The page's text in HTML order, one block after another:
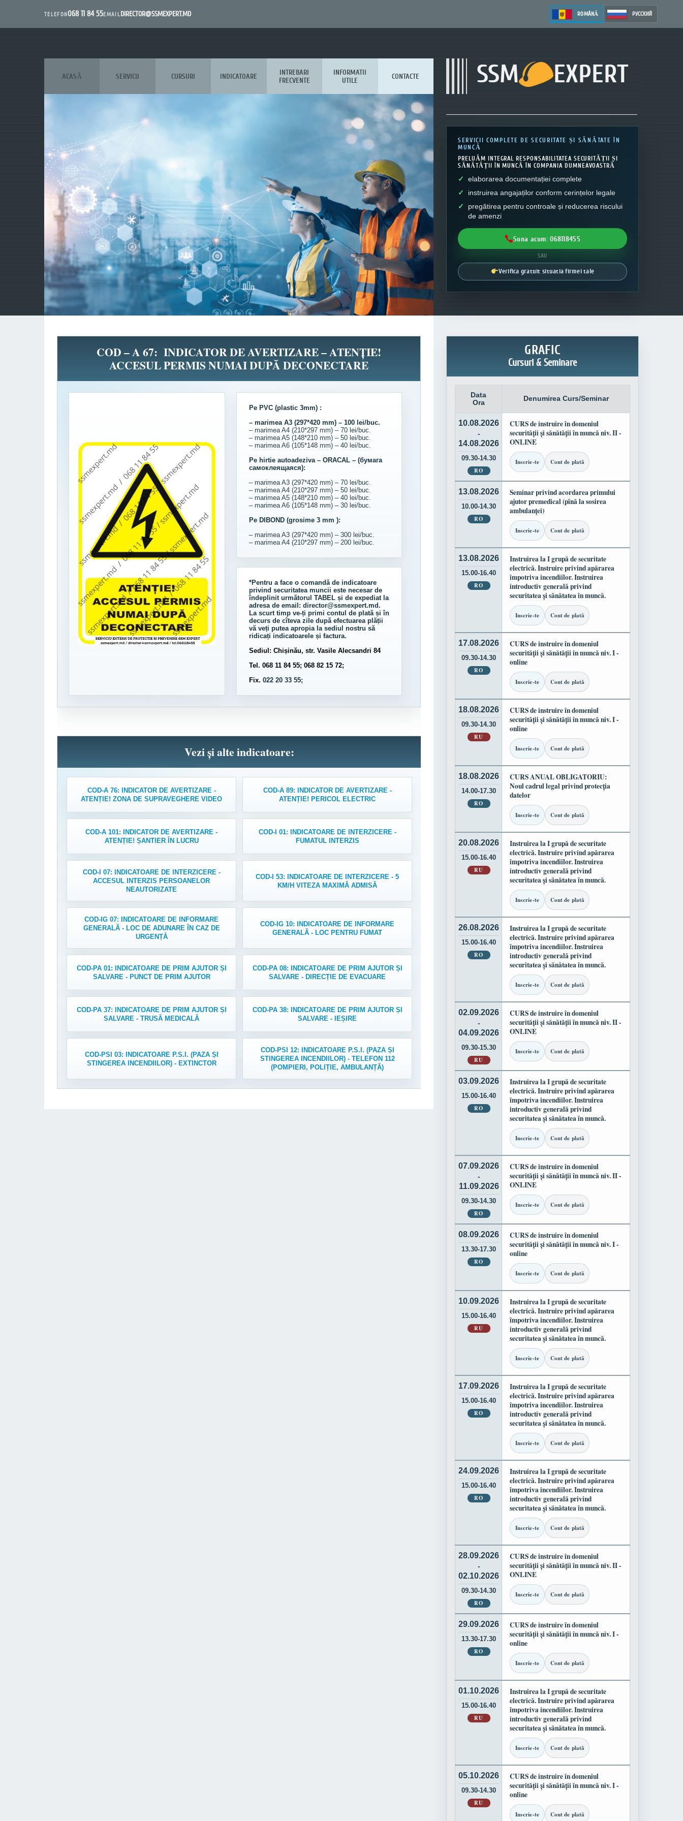
TELEFON068 11 84 55EMAILDIRECTOR@SSMEXPERT.MD ROMÂNĂ РУССКИЙ
SSM EXPERT
ACASĂ SERVICII CURSURI INDICATOARE
INTREBARI
FRECVENTE
INFORMATII
UTILE
CONTACTE
SERVICII COMPLETE DE SECURITATE ȘI SĂNĂTATE ÎN
MUNCĂ
PRELUĂM INTEGRAL RESPONSABILITATEA SECURITĂȚII ȘI
SĂNĂTĂȚII ÎN MUNCĂ ÎN COMPANIA DUMNEAVOASTRĂ
elaborarea documentației complete
instruirea angajaților conform cerințelor legale
pregătirea pentru controale și reducerea riscului
de amenzi
Suna acum: 068118455
SAU
Verifica gratuit situatia firmei tale
COD – A 67: INDICATOR DE AVERTIZARE – ATENȚIE!
ACCESUL PERMIS NUMAI DUPĂ DECONECTARE
Pe PVC (plastic 3mm) :
– marimea A3 (297*420 mm) – 100 lei/buc.
– marimea A4 (210*297 mm) – 70 lei/buc.
– marimea A5 (148*210 mm) – 50 lei/buc.
– marimea A6 (105*148 mm) – 40 lei/buc.
Pe hirtie autoadeziva – ORACAL – (бумага
самоклеящаяся):
– marimea A3 (297*420 mm) – 70 lei/buc.
– marimea A4 (210*297 mm) – 50 lei/buc.
– marimea A5 (148*210 mm) – 40 lei/buc.
– marimea A6 (105*148 mm) – 30 lei/buc.
Pe DIBOND (grosime 3 mm ):
– marimea A3 (297*420 mm) – 300 lei/buc.
– marimea A4 (210*297 mm) – 200 lei/buc.
*Pentru a face o comandă de indicatoare
privind securitatea muncii este necesar de
îndeplinit următorul TABELși de expediat la
adresa de email: director@ssmexpert.md.
La scurt timp ve-ți primi contul de plată și în
decurs de cîteva zile după efectuarea plății
vă veți putea apropia la sediul nostru să
ridicați indicatoarele și factura.
Sediul: Chișinău, str. Vasile Alecsandri 84
Tel. 068 11 84 55; 068 82 15 72;
Fix. 022 20 33 55;
Vezi și alte indicatoare:
COD-A 76: INDICATOR DE AVERTIZARE -
ATENȚIE! ZONA DE SUPRAVEGHERE VIDEO
COD-A 89: INDICATOR DE AVERTIZARE -
ATENȚIE! PERICOL ELECTRIC
COD-A 101: INDICATOR DE AVERTIZARE -
ATENȚIE! ȘANTIER ÎN LUCRU
COD-I 01: INDICATOARE DE INTERZICERE -
FUMATUL INTERZIS
COD-I 07: INDICATOARE DE INTERZICERE -
ACCESUL INTERZIS PERSOANELOR
NEAUTORIZATE
COD-I 53: INDICATOARE DE INTERZICERE - 5
KM/H VITEZA MAXIMĂ ADMISĂ
COD-IG 07: INDICATOARE DE INFORMARE
GENERALĂ - LOC DE ADUNARE ÎN CAZ DE
URGENȚĂ
COD-IG 10: INDICATOARE DE INFORMARE
GENERALĂ - LOC PENTRU FUMAT
COD-PA 01: INDICATOARE DE PRIM AJUTOR ȘI
SALVARE - PUNCT DE PRIM AJUTOR
COD-PA 08: INDICATOARE DE PRIM AJUTOR ȘI
SALVARE - DIRECȚIE DE EVACUARE
COD-PA 37: INDICATOARE DE PRIM AJUTOR ȘI
SALVARE - TRUSĂ MEDICALĂ
COD-PA 38: INDICATOARE DE PRIM AJUTOR ȘI
SALVARE - IEȘIRE
COD-PSI 03: INDICATOARE P.S.I. (PAZA ȘI
STINGEREA INCENDIILOR) - EXTINCTOR
COD-PSI 12: INDICATOARE P.S.I. (PAZA ȘI
STINGEREA INCENDIILOR) - TELEFON 112
(POMPIERI, POLIȚIE, AMBULANȚĂ)
GRAFIC
Cursuri & Seminare
Data
Ora
Denumirea Curs/Seminar
10.08.2026
-
14.08.2026
09.30-14.30
RO
CURS de instruire în domeniul
securității și sănătății în muncă niv. II -
ONLINE
Inscrie-te Cont de plată
13.08.2026
10.00-14.30
RO
Seminar privind acordarea primului
ajutor premedical (pînă la sosirea
ambulanței)
Inscrie-te Cont de plată
13.08.2026
15.00-16.40
RO
Instruirea la I grupă de securitate
electrică. Instruire privind apărarea
împotriva incendiilor. Instruirea
introductiv generală privind
securitatea și sănătatea în muncă.
Inscrie-te Cont de plată
17.08.2026
09.30-14.30
RO
CURS de instruire în domeniul
securității și sănătății în muncă niv. I -
online
Inscrie-te Cont de plată
18.08.2026
09.30-14.30
RU
CURS de instruire în domeniul
securității și sănătății în muncă niv. I -
online
Inscrie-te Cont de plată
18.08.2026
14.00-17.30
RO
CURS ANUAL OBLIGATORIU:
Noul cadrul legal privind protecția
datelor
Inscrie-te Cont de plată
20.08.2026
15.00-16.40
RU
Instruirea la I grupă de securitate
electrică. Instruire privind apărarea
împotriva incendiilor. Instruirea
introductiv generală privind
securitatea și sănătatea în muncă.
Inscrie-te Cont de plată
26.08.2026
15.00-16.40
RO
Instruirea la I grupă de securitate
electrică. Instruire privind apărarea
împotriva incendiilor. Instruirea
introductiv generală privind
securitatea și sănătatea în muncă.
Inscrie-te Cont de plată
02.09.2026
-
04.09.2026
09.30-15.30
RU
CURS de instruire în domeniul
securității și sănătății în muncă niv. II -
ONLINE
Inscrie-te Cont de plată
03.09.2026
15.00-16.40
RO
Instruirea la I grupă de securitate
electrică. Instruire privind apărarea
împotriva incendiilor. Instruirea
introductiv generală privind
securitatea și sănătatea în muncă.
Inscrie-te Cont de plată
07.09.2026
-
11.09.2026
09.30-14.30
RO
CURS de instruire în domeniul
securității și sănătății în muncă niv. II -
ONLINE
Inscrie-te Cont de plată
08.09.2026
13.30-17.30
RO
CURS de instruire în domeniul
securității și sănătății în muncă niv. I -
online
Inscrie-te Cont de plată
10.09.2026
15.00-16.40
RU
Instruirea la I grupă de securitate
electrică. Instruire privind apărarea
împotriva incendiilor. Instruirea
introductiv generală privind
securitatea și sănătatea în muncă.
Inscrie-te Cont de plată
17.09.2026
15.00-16.40
RO
Instruirea la I grupă de securitate
electrică. Instruire privind apărarea
împotriva incendiilor. Instruirea
introductiv generală privind
securitatea și sănătatea în muncă.
Inscrie-te Cont de plată
24.09.2026
15.00-16.40
RO
Instruirea la I grupă de securitate
electrică. Instruire privind apărarea
împotriva incendiilor. Instruirea
introductiv generală privind
securitatea și sănătatea în muncă.
Inscrie-te Cont de plată
28.09.2026
-
02.10.2026
09.30-14.30
RO
CURS de instruire în domeniul
securității și sănătății în muncă niv. II -
ONLINE
Inscrie-te Cont de plată
29.09.2026
13.30-17.30
RO
CURS de instruire în domeniul
securității și sănătății în muncă niv. I -
online
Inscrie-te Cont de plată
01.10.2026
15.00-16.40
RU
Instruirea la I grupă de securitate
electrică. Instruire privind apărarea
împotriva incendiilor. Instruirea
introductiv generală privind
securitatea și sănătatea în muncă.
Inscrie-te Cont de plată
05.10.2026
09.30-14.30
RU
CURS de instruire în domeniul
securității și sănătății în muncă niv. I -
online
Inscrie-te Cont de plată